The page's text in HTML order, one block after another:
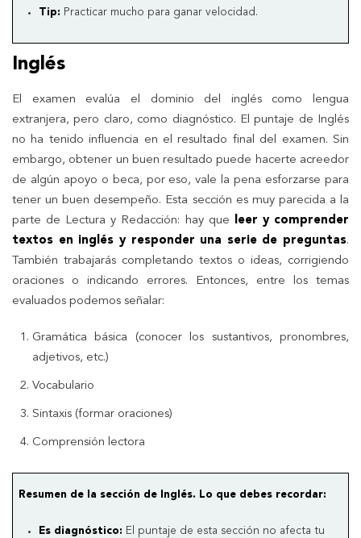
Tip: Practicar mucho para ganar velocidad.
Inglés
El examen evalúa el dominio del inglés como lengua
extranjera, pero claro, como diagnóstico. El puntaje de Inglés
no ha tenido influencia en el resultado final del examen. Sin
embargo, obtener un buen resultado puede hacerte acreedor
de algún apoyo o beca, por eso, vale la pena esforzarse para
tener un buen desempeño. Esta sección es muy parecida a la
parte de Lectura y Redacción: hay que leer y comprender
textos en inglés y responder una serie de preguntas.
También trabajarás completando textos o ideas, corrigiendo
oraciones o indicando errores. Entonces, entre los temas
evaluados podemos señalar:
Gramática básica (conocer los sustantivos, pronombres,
adjetivos, etc.)
Vocabulario
Sintaxis (formar oraciones)
Comprensión lectora
Resumen de la sección de Inglés. Lo que debes recordar:
Es diagnóstico: El puntaje de esta sección no afecta tu